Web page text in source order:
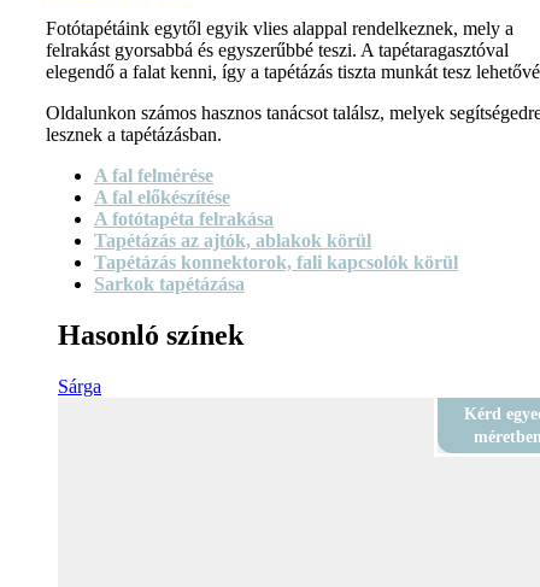
Fotótapétáink egytől egyik vlies alappal rendelkeznek, mely a
felrakást gyorsabbá és egyszerűbbé teszi. A tapétaragasztóval
elegendő a falat kenni, így a tapétázás tiszta munkát tesz
Oldalunkon számos hasznos tanácsot találsz, melyek
lesznek a tapétázásban.
A fal felmérése
A fal előkészítése
A fotótapéta felrakása
Tapétázás az ajtók, ablakok körül
Tapétázás konnektorok, fali kapcsolók körül
Sarkok tapétázása
Hasonló színek
Sárga
Kérd